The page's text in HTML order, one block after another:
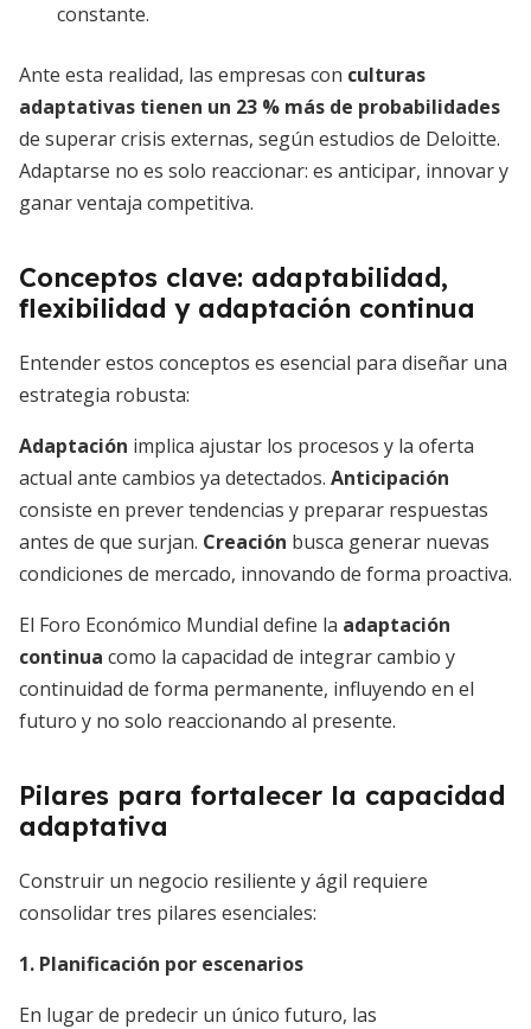
constante.
Ante esta realidad, las empresas con culturas
adaptativas tienen un 23 % más de probabilidades
de superar crisis externas, según estudios de Deloitte.
Adaptarse no es solo reaccionar: es anticipar, innovar y
ganar ventaja competitiva.
Conceptos clave: adaptabilidad,
flexibilidad y adaptación continua
Entender estos conceptos es esencial para diseñar una
estrategia robusta:
Adaptación implica ajustar los procesos y la oferta
actual ante cambios ya detectados. Anticipación
consiste en prever tendencias y preparar respuestas
antes de que surjan. Creación busca generar nuevas
condiciones de mercado, innovando de forma proactiva.
El Foro Económico Mundial define la adaptación
continua como la capacidad de integrar cambio y
continuidad de forma permanente, influyendo en el
futuro y no solo reaccionando al presente.
Pilares para fortalecer la capacidad
adaptativa
Construir un negocio resiliente y ágil requiere
consolidar tres pilares esenciales:
1. Planificación por escenarios
En lugar de predecir un único futuro, las